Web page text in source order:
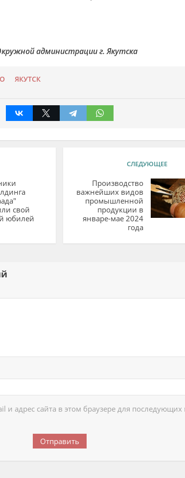
администрации г. Якутска
ЯКУТСК
свой
юбилей
СЛЕДУЮЩЕЕ
Производство
важнейших видов
промышленной
продукции в
январе-мае 2024
года
и адрес сайта в этом браузере для последующих